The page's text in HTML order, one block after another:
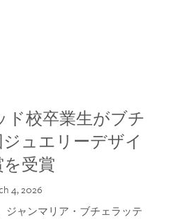
ド校卒業生がブチ
ュエリーデザイ
を受賞
4, 2026
ジャンマリア・ブチェラッテ